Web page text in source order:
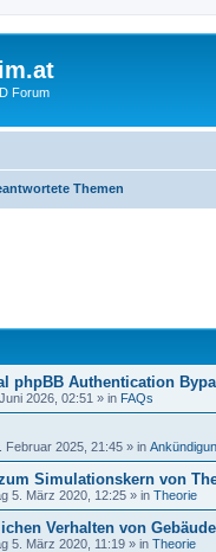
Forum
Themen
phpBB Authentication
2026, 02:51 » in FAQs
Februar 2025, 21:45 » in
Simulationskern von
5. März 2020, 12:25 » in Theorie
Verhalten von
5. März 2020, 11:19 » in Theorie